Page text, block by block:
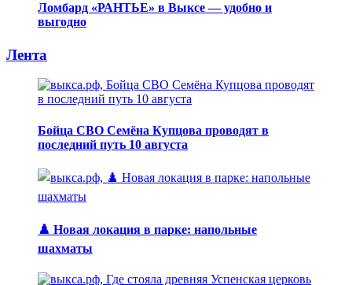
Ломбард «РАНТЬЕ» в Выксе — удобно и
выгодно
Лента
Бойца СВО Семёна Купцова проводят в
последний путь 10 августа
♟️ Новая локация в парке: напольные
шахматы